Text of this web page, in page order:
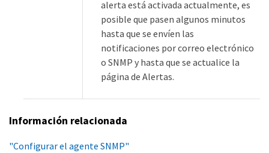
alerta está activada actualmente, es
posible que pasen algunos minutos
hasta que se envíen las
notificaciones por correo electrónico
o SNMP y hasta que se actualice la
página de Alertas.
Información relacionada
"Configurar el agente SNMP"